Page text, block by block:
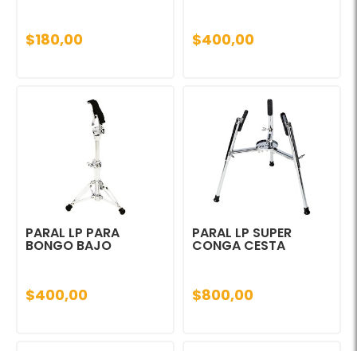
$180,00 $400,00
PARAL LP PARA
BONGO BAJO
$400,00
PARAL LP SUPER
CONGA CESTA
$800,00